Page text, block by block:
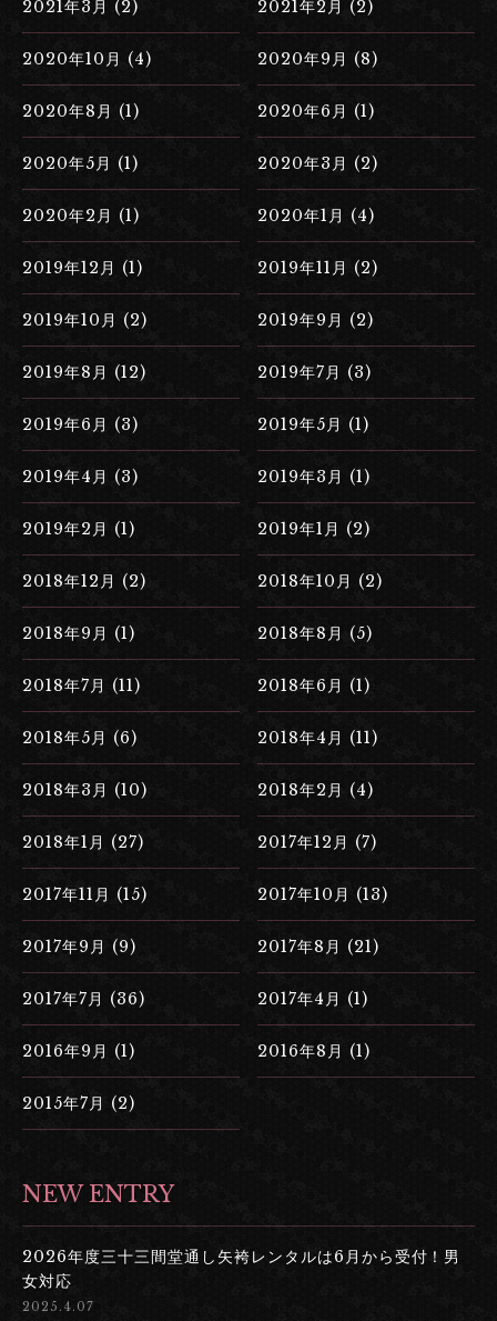
2021年3月 (2) 2021年2月 (2)
2020年10月 (4) 2020年9月 (8)
2020年8月 (1) 2020年6月 (1)
2020年5月 (1) 2020年3月 (2)
2020年2月 (1) 2020年1月 (4)
2019年12月 (1) 2019年11月 (2)
2019年10月 (2) 2019年9月 (2)
2019年8月 (12) 2019年7月 (3)
2019年6月 (3) 2019年5月 (1)
2019年4月 (3) 2019年3月 (1)
2019年2月 (1) 2019年1月 (2)
2018年12月 (2) 2018年10月 (2)
2018年9月 (1) 2018年8月 (5)
2018年7月 (11) 2018年6月 (1)
2018年5月 (6) 2018年4月 (11)
2018年3月 (10) 2018年2月 (4)
2018年1月 (27) 2017年12月 (7)
2017年11月 (15) 2017年10月 (13)
2017年9月 (9) 2017年8月 (21)
2017年7月 (36) 2017年4月 (1)
2016年9月 (1) 2016年8月 (1)
2015年7月 (2)
NEW ENTRY
2026年度三十三間堂通し矢袴レンタルは6月から受付！男
女対応
2025.4.07